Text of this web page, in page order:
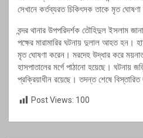
সেখানে কর্তব্যরত চিকিৎসক তাকে মৃত
বন্দর থানার উপপরিদর্শক তৌহিদুল ইসলাম
পক্ষের মারামারির ঘটনায় দুলাল আহত হন।
মৃত ঘোষণা করেন। মরদেহ উদ্ধার করে
হাসপাতালের মর্গে পাঠানো হয়েছে। ঘটনায়
প্রক্রিয়াধীন রয়েছে। তদন্ত শেষে বিস্তারিত
Post Views: 100